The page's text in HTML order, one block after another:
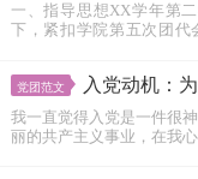
一、指导思想XX学年第
下，紧扣学院第五次团代
党团范文 入党动机：
我一直觉得入党是一件很
丽的共产主义事业，在我